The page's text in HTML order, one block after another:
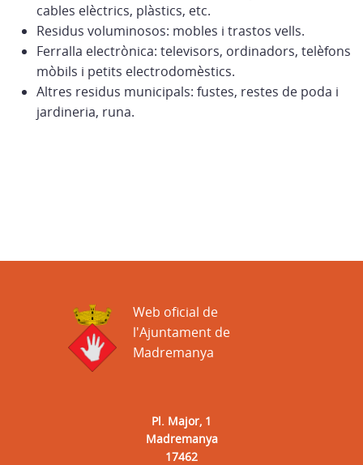
cables elèctrics, plàstics, etc.
Residus voluminosos: mobles i trastos vells.
Ferralla electrònica: televisors, ordinadors, telèfons
mòbils i petits electrodomèstics.
Altres residus municipals: fustes, restes de poda i
jardineria, runa.
Pl. Major, 1
Madremanya
17462
Web oficial de
l'Ajuntament de
Madremanya